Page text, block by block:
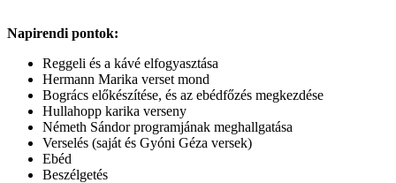
Napirendi pontok:
Reggeli és a kávé elfogyasztása
Hermann Marika verset mond
Bogrács előkészítése, és az ebédfőzés megkezdése
Hullahopp karika verseny
Németh Sándor programjának meghallgatása
Verselés (saját és Gyóni Géza versek)
Ebéd
Beszélgetés